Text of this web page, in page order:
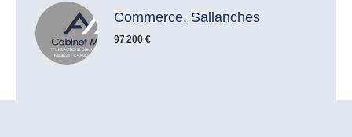
Commerce, Sallanches
97 200 €